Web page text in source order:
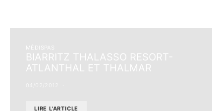
MÉDISPAS
BIARRITZ THALASSO RESORT-
ATLANTHAL ET THALMAR
LIRE L'ARTICLE